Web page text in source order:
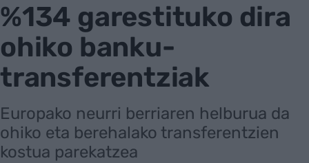
%134 garestituko dira
ohiko banku-
transferentziak
Europako neurri berriaren helburua da
ohiko eta berehalako transferentzien
kostua parekatzea